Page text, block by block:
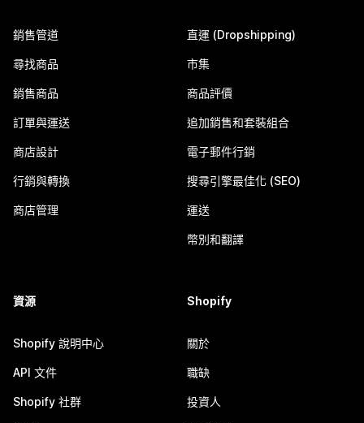
銷售管道
尋找商品
銷售商品
訂單與運送
商店設計
行銷與轉換
商店管理
直運 (Dropshipping)
市集
商品評價
追加銷售和套裝組合
電子郵件行銷
搜尋引擎最佳化 (SEO)
運送
幣別和翻譯
資源
Shopify 說明中心
API 文件
Shopify 社群
Shopify
關於
職缺
投資人